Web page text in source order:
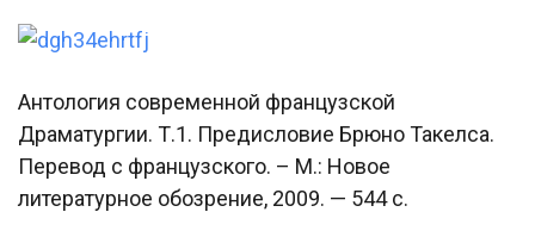
Антология современной французской
Драматургии. Т.1. Предисловие Брюно Такелса.
Перевод с французского. – М.: Новое
литературное обозрение, 2009. — 544 с.